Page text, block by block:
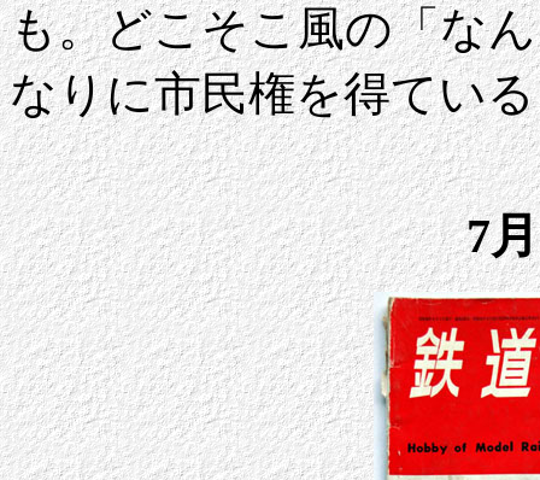
も。どこそこ風の「な
なりに市民権を得てい
7